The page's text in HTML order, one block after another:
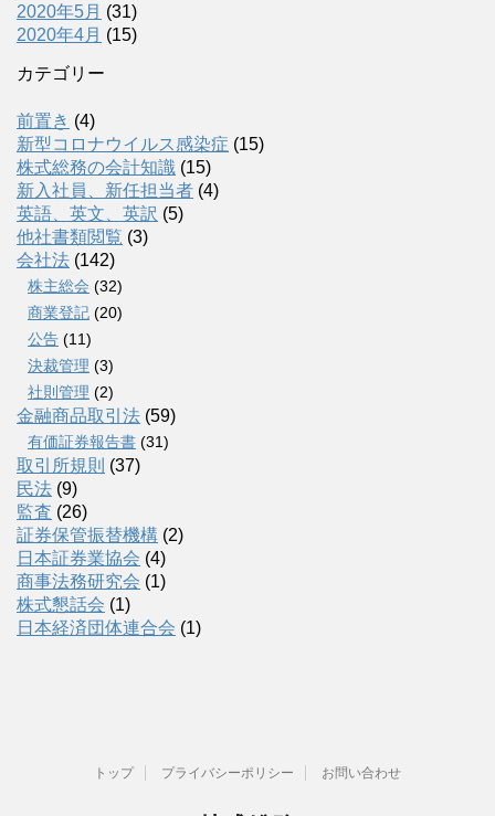
2020年5月 (31)
2020年4月 (15)
カテゴリー
前置き (4)
新型コロナウイルス感染症 (15)
株式総務の会計知識 (15)
新入社員、新任担当者 (4)
英語、英文、英訳 (5)
他社書類閲覧 (3)
会社法 (142)
株主総会 (32)
商業登記 (20)
公告 (11)
決裁管理 (3)
社則管理 (2)
金融商品取引法 (59)
有価証券報告書 (31)
取引所規則 (37)
民法 (9)
監査 (26)
証券保管振替機構 (2)
日本証券業協会 (4)
商事法務研究会 (1)
株式懇話会 (1)
日本経済団体連合会 (1)
トップ プライバシーポリシー お問い合わせ